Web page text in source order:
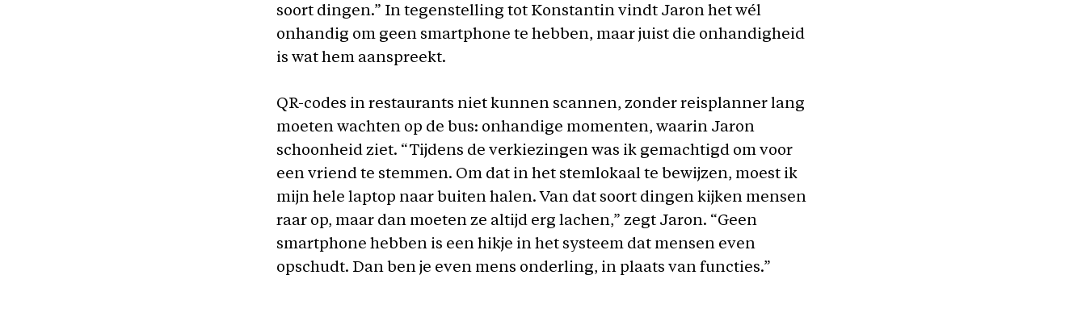
soort dingen.” In tegenstelling tot Konstantin vindt Jaron het wél
onhandig om geen smartphone te hebben, maar juist die onhandigheid
is wat hem aanspreekt.
QR-codes in restaurants niet kunnen scannen, zonder reisplanner lang
moeten wachten op de bus: onhandige momenten, waarin Jaron
schoonheid ziet. “Tijdens de verkiezingen was ik gemachtigd om voor
een vriend te stemmen. Om dat in het stemlokaal te bewijzen, moest ik
mijn hele laptop naar buiten halen. Van dat soort dingen kijken mensen
raar op, maar dan moeten ze altijd erg lachen,” zegt Jaron. “Geen
smartphone hebben is een hikje in het systeem dat mensen even
opschudt. Dan ben je even mens onderling, in plaats van functies.”